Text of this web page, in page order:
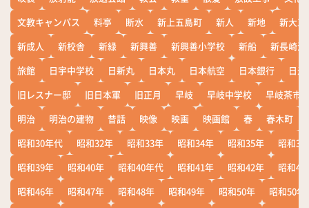
文教キャンパス
料亭 断水 新上五島町 新人 新地
新大工
新成人
新校舎 新緑 新興善 新興善小学校 新船
新長崎漁
旅館
日宇中学校 日新丸 日本丸 日本航空 日本銀行
日
旧レスナー邸
旧日本軍 旧正月 早岐 早岐中学校
早岐茶市
明治
明治の建物 昔話 映像 映画 映画館 春 春木町
昭和30年代
昭和32年 昭和33年 昭和34年 昭和35年
昭和36
昭和39年
昭和40年 昭和40年代 昭和41年 昭和42年
昭和43
昭和46年
昭和47年 昭和48年 昭和49年 昭和50年
昭和50年